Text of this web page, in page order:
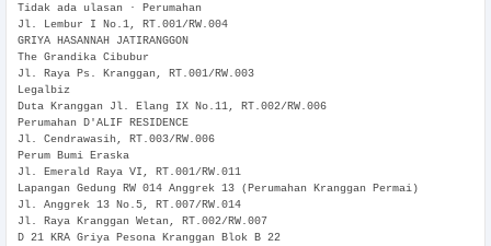
Tidak ada ulasan · Perumahan
Jl. Lembur I No.1, RT.001/RW.004
GRIYA HASANNAH JATIRANGGON
The Grandika Cibubur
Jl. Raya Ps. Kranggan, RT.001/RW.003
Legalbiz
Duta Kranggan Jl. Elang IX No.11, RT.002/RW.006
Perumahan D'ALIF RESIDENCE
Jl. Cendrawasih, RT.003/RW.006
Perum Bumi Eraska
Jl. Emerald Raya VI, RT.001/RW.011
Lapangan Gedung RW 014 Anggrek 13 (Perumahan Kranggan Permai)
Jl. Anggrek 13 No.5, RT.007/RW.014
Jl. Raya Kranggan Wetan, RT.002/RW.007
D 21 KRA Griya Pesona Kranggan Blok B 22